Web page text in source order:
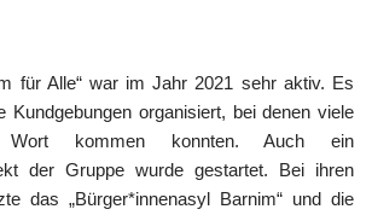
für Alle“ war im Jahr 2021 sehr aktiv. Es
Kundgebungen organisiert, bei denen viele
Wort kommen konnten. Auch ein
der Gruppe wurde gestartet. Bei ihren
das „Bürger*innenasyl Barnim“ und die